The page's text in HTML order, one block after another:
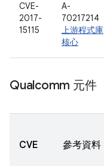
CVE-
2017-
15115
A-
70217214
上游程式庫
核心
Qualcomm 元件
CVE 參考資料